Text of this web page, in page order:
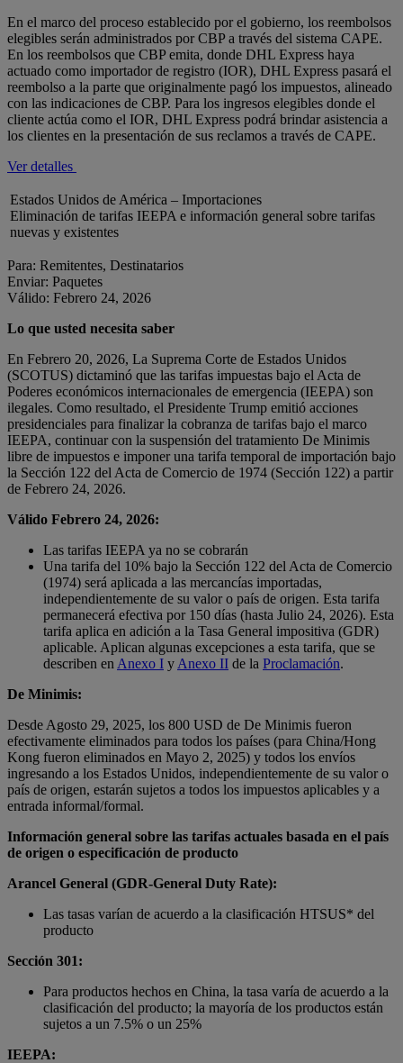
En el marco del proceso establecido por el gobierno, los reembolsos
elegibles serán administrados por CBP a través del sistema CAPE.
En los reembolsos que CBP emita, donde DHL Express haya
actuado como importador de registro (IOR), DHL Express pasará el
reembolso a la parte que originalmente pagó los impuestos, alineado
con las indicaciones de CBP. Para los ingresos elegibles donde el
cliente actúa como el IOR, DHL Express podrá brindar asistencia a
los clientes en la presentación de sus reclamos a través de CAPE.
Ver detalles
Estados Unidos de América – Importaciones
Eliminación de tarifas IEEPA e información general sobre tarifas
nuevas y existentes
Para: Remitentes, Destinatarios
Enviar: Paquetes
Válido: Febrero 24, 2026
Lo que usted necesita saber
En Febrero 20, 2026, La Suprema Corte de Estados Unidos
(SCOTUS) dictaminó que las tarifas impuestas bajo el Acta de
Poderes económicos internacionales de emergencia (IEEPA) son
ilegales. Como resultado, el Presidente Trump emitió acciones
presidenciales para finalizar la cobranza de tarifas bajo el marco
IEEPA, continuar con la suspensión del tratamiento De Minimis
libre de impuestos e imponer una tarifa temporal de importación bajo
la Sección 122 del Acta de Comercio de 1974 (Sección 122) a partir
de Febrero 24, 2026.
Válido Febrero 24, 2026:
Las tarifas IEEPA ya no se cobrarán
Una tarifa del 10% bajo la Sección 122 del Acta de Comercio
(1974) será aplicada a las mercancías importadas,
independientemente de su valor o país de origen. Esta tarifa
permanecerá efectiva por 150 días (hasta Julio 24, 2026). Esta
tarifa aplica en adición a la Tasa General impositiva (GDR)
aplicable. Aplican algunas excepciones a esta tarifa, que se
describen en Anexo I y Anexo II de la Proclamación.
De Minimis:
Desde Agosto 29, 2025, los 800 USD de De Minimis fueron
efectivamente eliminados para todos los países (para China/Hong
Kong fueron eliminados en Mayo 2, 2025) y todos los envíos
ingresando a los Estados Unidos, independientemente de su valor o
país de origen, estarán sujetos a todos los impuestos aplicables y a
entrada informal/formal.
Información general sobre las tarifas actuales basada en el país
de origen o especificación de producto
Arancel General (GDR-General Duty Rate):
Las tasas varían de acuerdo a la clasificación HTSUS* del
producto
Sección 301:
Para productos hechos en China, la tasa varía de acuerdo a la
clasificación del producto; la mayoría de los productos están
sujetos a un 7.5% o un 25%
IEEPA: